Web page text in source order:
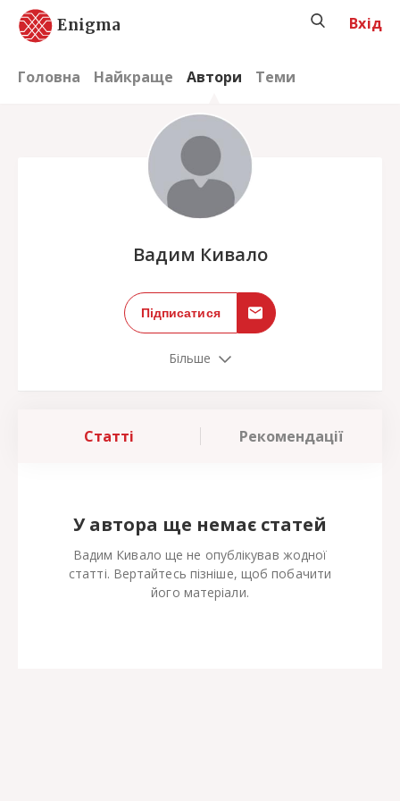
Enigma
Головна Найкраще Автори Теми
Вхід
Вадим Кивало
Підписатися
Більше
Статті Рекомендації
У автора ще немає статей
Вадим Кивало ще не опублікував жодної
статті. Вертайтесь пізніше, щоб побачити
його матеріали.